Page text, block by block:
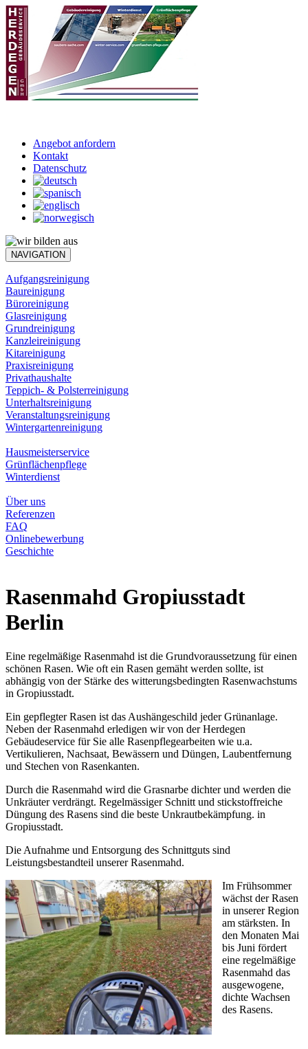
Angebot anfordern
Kontakt
Datenschutz
NAVIGATION
Aufgangsreinigung
Baureinigung
Büroreinigung
Glasreinigung
Grundreinigung
Kanzleireinigung
Kitareinigung
Praxisreinigung
Privathaushalte
Teppich- & Polsterreinigung
Unterhaltsreinigung
Veranstaltungsreinigung
Wintergartenreinigung
Hausmeisterservice
Grünflächenpflege
Winterdienst
Über uns
Referenzen
FAQ
Onlinebewerbung
Geschichte
Rasenmahd Gropiusstadt
Berlin
Eine regelmäßige Rasenmahd ist die Grundvoraussetzung für einen
schönen Rasen. Wie oft ein Rasen gemäht werden sollte, ist
abhängig von der Stärke des witterungsbedingten Rasenwachstums
in Gropiusstadt.
Ein gepflegter Rasen ist das Aushängeschild jeder Grünanlage.
Neben der Rasenmahd erledigen wir von der Herdegen
Gebäudeservice für Sie alle Rasenpflegearbeiten wie u.a.
Vertikulieren, Nachsaat, Bewässern und Düngen, Laubentfernung
und Stechen von Rasenkanten.
Durch die Rasenmahd wird die Grasnarbe dichter und werden die
Unkräuter verdrängt. Regelmässiger Schnitt und stickstoffreiche
Düngung des Rasens sind die beste Unkrautbekämpfung. in
Gropiusstadt.
Die Aufnahme und Entsorgung des Schnittguts sind
Leistungsbestandteil unserer Rasenmahd.
Im Frühsommer
wächst der Rasen
in unserer Region
am stärksten. In
den Monaten Mai
bis Juni fördert
eine regelmäßige
Rasenmahd das
ausgewogene,
dichte Wachsen
des Rasens.